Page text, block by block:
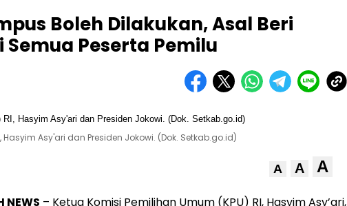
Boleh Dilakukan, Asal Beri
Peserta Pemilu
Hasyim Asy'ari dan Presiden Jokowi. (Dok. Setkab.go.id)
A A A
NEWS – Ketua Komisi Pemilihan Umum (KPU) RI, Hasyim Asy’ari,